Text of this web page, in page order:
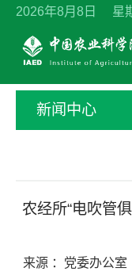
2026年8月8日 星
新闻中心
农经所“电吹管
来源 ： 党委办公室